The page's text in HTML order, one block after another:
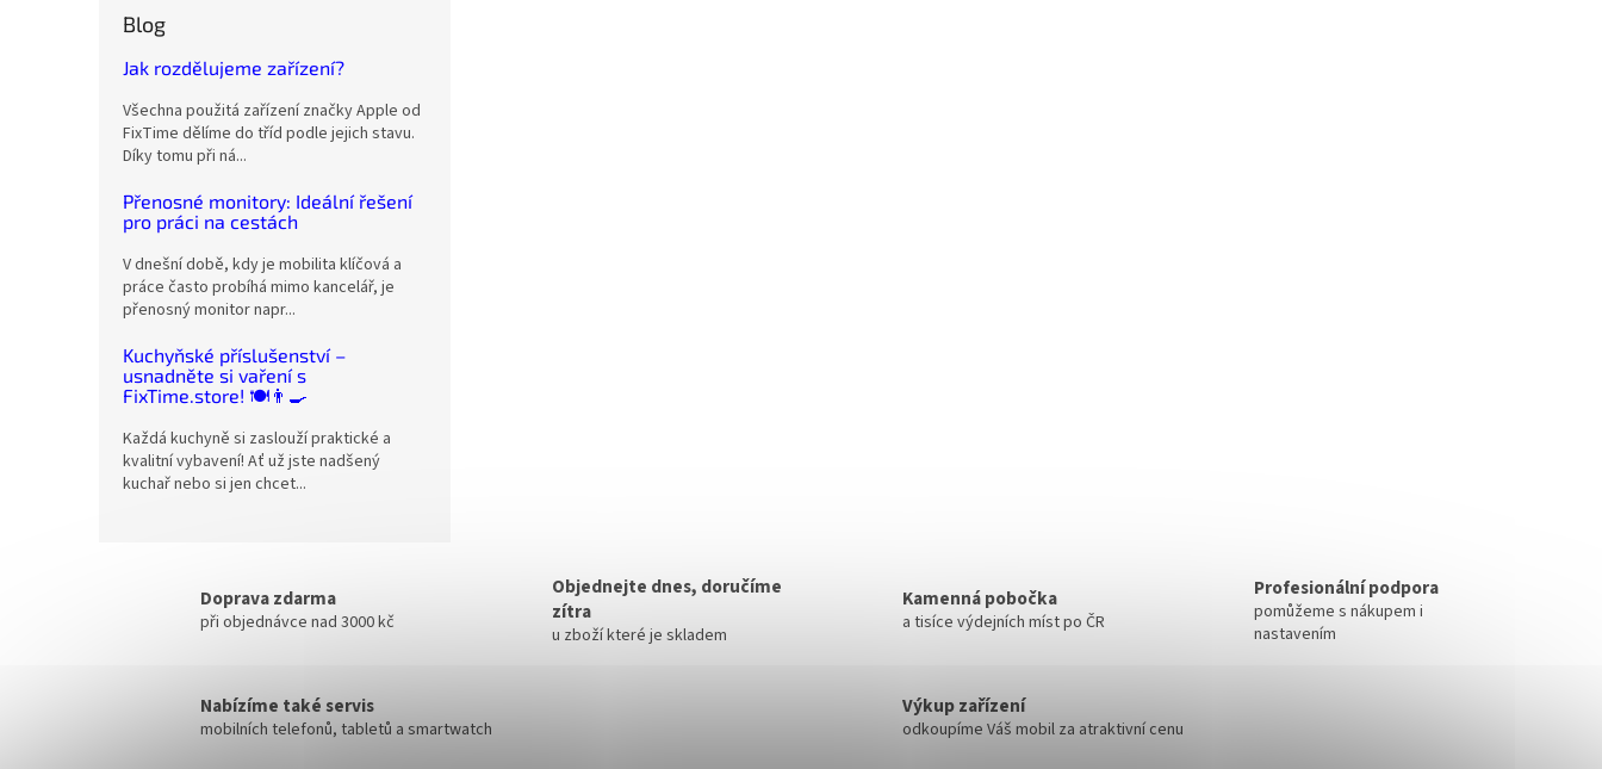
Blog
Jak rozdělujeme zařízení?
Všechna použitá zařízení značky Apple od
FixTime dělíme do tříd podle jejich stavu.
Díky tomu při ná...
Přenosné monitory: Ideální řešení
pro práci na cestách
V dnešní době, kdy je mobilita klíčová a
práce často probíhá mimo kancelář, je
přenosný monitor napr...
Kuchyňské příslušenství –
usnadněte si vaření s
FixTime.store! 🍽️👨‍🍳
Každá kuchyně si zaslouží praktické a
kvalitní vybavení! Ať už jste nadšený
kuchař nebo si jen chcet...
Doprava zdarma
při objednávce nad 3000 kč
Objednejte dnes, doručíme
zítra
u zboží které je skladem
Kamenná pobočka
a tisíce výdejních míst po ČR
Profesionální podpora
pomůžeme s nákupem i
nastavením
Nabízíme také servis
mobilních telefonů, tabletů a smartwatch
Výkup zařízení
odkoupíme Váš mobil za atraktivní cenu